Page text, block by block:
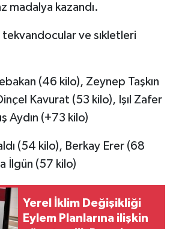
madalya kazandı.
tekvandocular ve sıkletleri
(46 kilo), Zeynep Taşkın
Kavurat (53 kilo), Işıl Zafer
Aydın (+73 kilo)
(54 kilo), Berkay Erer (68
İlgün (57 kilo)
Yerel İklim Değişikliği
Eylem Planlarına ilişkin